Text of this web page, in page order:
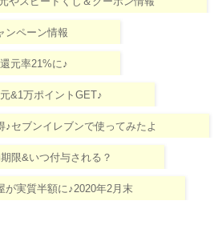
ンペーン情報
元率21%に♪
&1万ポイントGET♪
セブンイレブンで使ってみたよ
限&いつ付与される？
実質半額に♪2020年2月末